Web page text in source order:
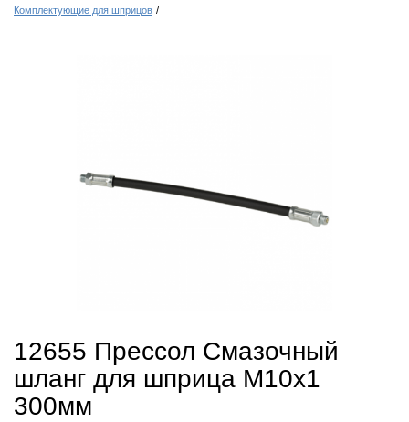
Комплектующие для шприцов
12655 Прессол Смазочный
шланг для шприца М10х1
300мм